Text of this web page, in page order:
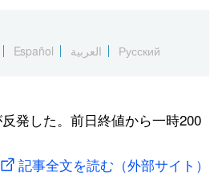
Español العربية Русский
発した。前日終値から一時200
記事全文を読む（外部サイト）